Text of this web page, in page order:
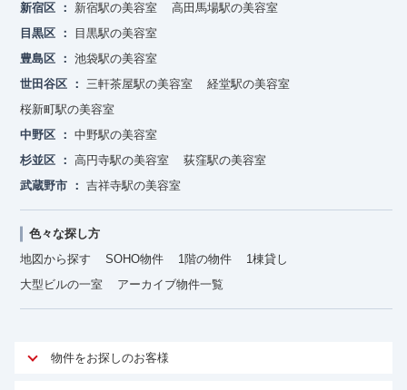
新宿区
新宿駅の美容室
高田馬場駅の美容室
目黒区
目黒駅の美容室
豊島区
池袋駅の美容室
世田谷区
三軒茶屋駅の美容室
経堂駅の美容室
桜新町駅の美容室
中野区
中野駅の美容室
杉並区
高円寺駅の美容室
荻窪駅の美容室
武蔵野市
吉祥寺駅の美容室
色々な探し方
地図から探す
SOHO物件 1階の物件
1棟貸し
大型ビルの一室
アーカイブ物件一覧
物件をお探しのお客様